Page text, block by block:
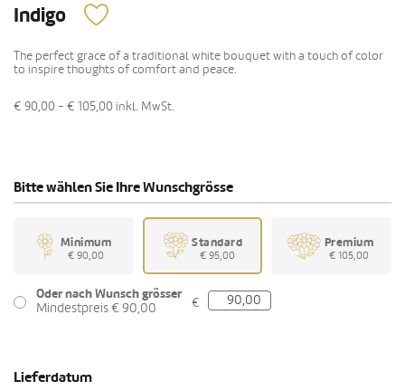
Indigo
The perfect grace of a traditional white bouquet with a touch of color
to inspire thoughts of comfort and peace.
€ 90,00 - € 105,00 inkl. MwSt.
Bitte wählen Sie Ihre Wunschgrösse
Minimum
€ 90,00
Standard
€ 95,00
Premium
€ 105,00
Oder nach Wunsch grösser
Mindestpreis € 90,00
€
Lieferdatum